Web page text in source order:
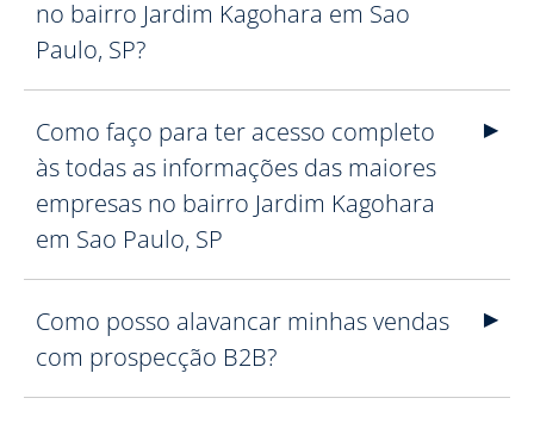
no bairro Jardim Kagohara em Sao
Paulo, SP?
Como faço para ter acesso completo
às todas as informações das maiores
empresas no bairro Jardim Kagohara
em Sao Paulo, SP
Como posso alavancar minhas vendas
com prospecção B2B?